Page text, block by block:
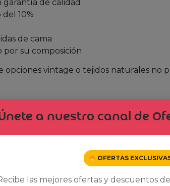
garantía de calidad
10%
de cama
por su composición
vintage o tejidos naturales no
a nuestro canal de
OFERTAS
las mejores ofertas y descuentos